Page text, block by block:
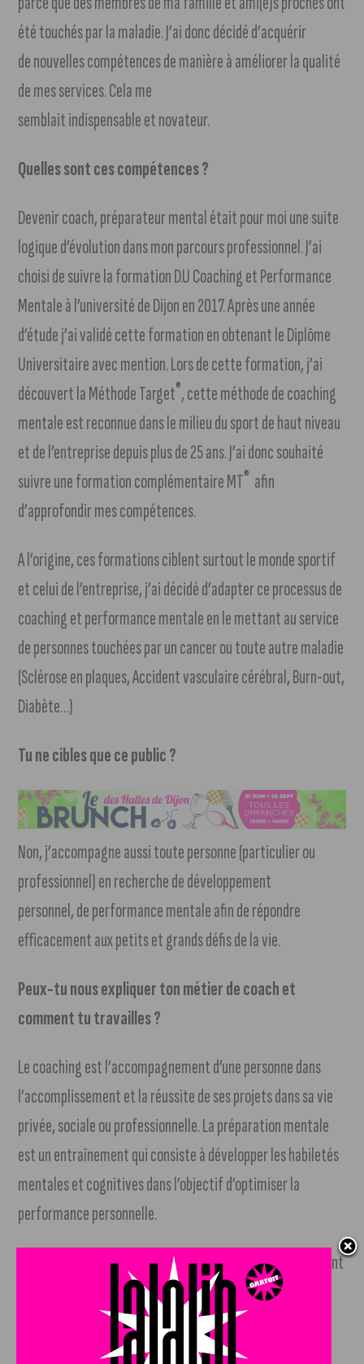
été touchés par la maladie. J’ai donc décidé d’acquérir
de nouvelles compétences de manière à améliorer la qualité
de mes services. Cela me
semblait indispensable et novateur.
Quelles sont ces compétences ?
Devenir coach, préparateur mental était pour moi une suite
logique d’évolution dans mon parcours professionnel. J’ai
choisi de suivre la formation D.U Coaching et Performance
Mentale à l’université de Dijon en 2017. Après une année
d’étude j’ai validé cette formation en obtenant le Diplôme
Universitaire avec mention. Lors de cette formation, j’ai
découvert la Méthode Target®, cette méthode de coaching
mentale est reconnue dans le milieu du sport de haut niveau
et de l’entreprise depuis plus de 25 ans. J’ai donc souhaité
suivre une formation complémentaire MT® afin
d’approfondir mes compétences.
A l’origine, ces formations ciblent surtout le monde sportif
et celui de l’entreprise, j’ai décidé d’adapter ce processus de
coaching et performance mentale en le mettant au service
de personnes touchées par un cancer ou toute autre maladie
(Sclérose en plaques, Accident vasculaire cérébral, Burn-out,
Diabète…)
Tu ne cibles que ce public ?
Non, j’accompagne aussi toute personne (particulier ou
professionnel) en recherche de développement
personnel, de performance mentale afin de répondre
efficacement aux petits et grands défis de la vie.
Peux-tu nous expliquer ton métier de coach et
comment tu travailles ?
Le coaching est l’accompagnement d’une personne dans
l’accomplissement et la réussite de ses projets dans sa vie
privée, sociale ou professionnelle. La préparation mentale
est un entraînement qui consiste à développer les habiletés
mentales et cognitives dans l’objectif d’optimiser la
performance personnelle.
Il suffit de me contacter et de prendre rendez-vous
, sachant
que la première séance est gratuite, c’est une séance
d’évaluation de la situation et de définition de l’objectif.
Ensuite, un certains nombre de séances individuelles sont